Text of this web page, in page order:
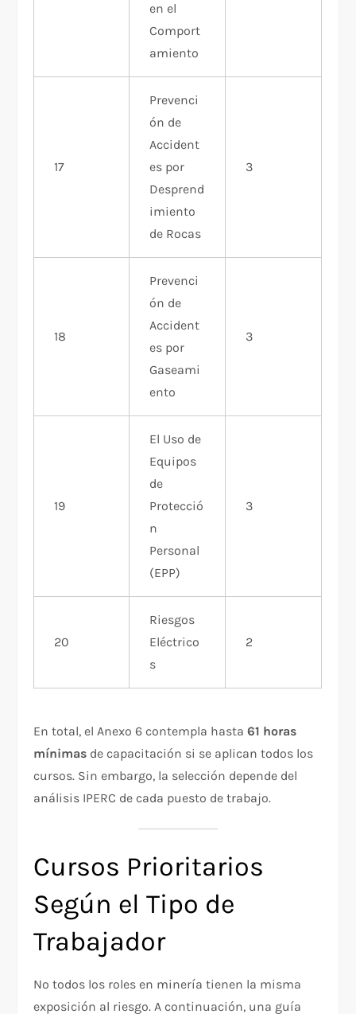
en el
Comport
amiento
17
Prevenci
ón de
Accident
es por
Desprend
imiento
de Rocas
3
18
Prevenci
ón de
Accident
es por
Gaseami
ento
3
19
El Uso de
Equipos
de
Protecció
n
Personal
(EPP)
3
20
Riesgos
Eléctrico
s
2
En total, el Anexo 6 contempla hasta61 horas
mínimas de capacitación si se aplican todos los
cursos. Sin embargo, la selección depende del
análisis IPERC de cada puesto de trabajo.
Cursos Prioritarios
Según el Tipo de
Trabajador
No todos los roles en minería tienen la misma
exposición al riesgo. A continuación, una guía